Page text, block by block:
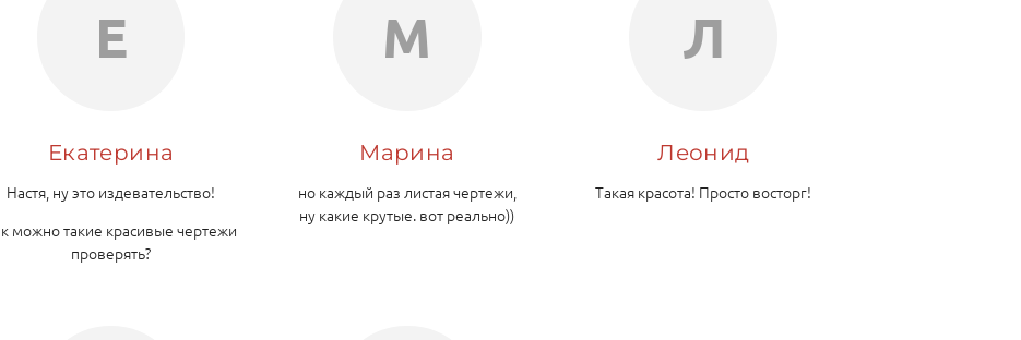
Е
Екатерина
Настя, ну это издевательство!
можно такие красивые чертежи
проверять?
М
Марина
но каждый раз листая чертежи,
ну какие крутые. вот реально))
Л
Леонид
Такая красота! Просто восторг!